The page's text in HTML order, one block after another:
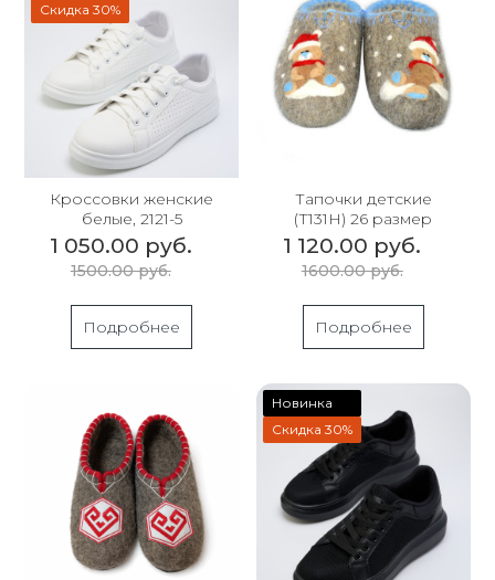
Скидка 30%
Кроссовки женские
белые, 2121-5
1 050.00 руб.
1500.00 руб.
Подробнее
Тапочки детские
(Т131Н) 26 размер
1 120.00 руб.
1600.00 руб.
Подробнее
Новинка
Скидка 30%